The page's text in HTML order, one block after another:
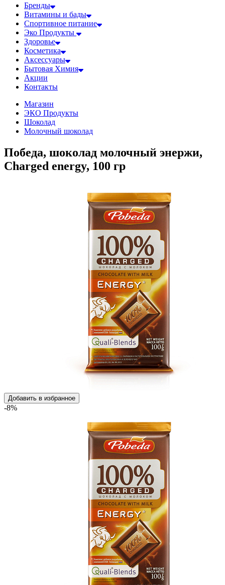
Бренды
Витамины и бады
Спортивное питание
Эко Продукты
Здоровье
Косметика
Аксессуары
Бытовая Химия
Акции
Контакты
Магазин
ЭКО Продукты
Шоколад
Молочный шоколад
Победа, шоколад молочный энержи,
Charged energy, 100 гр
Добавить в избранное
-8%